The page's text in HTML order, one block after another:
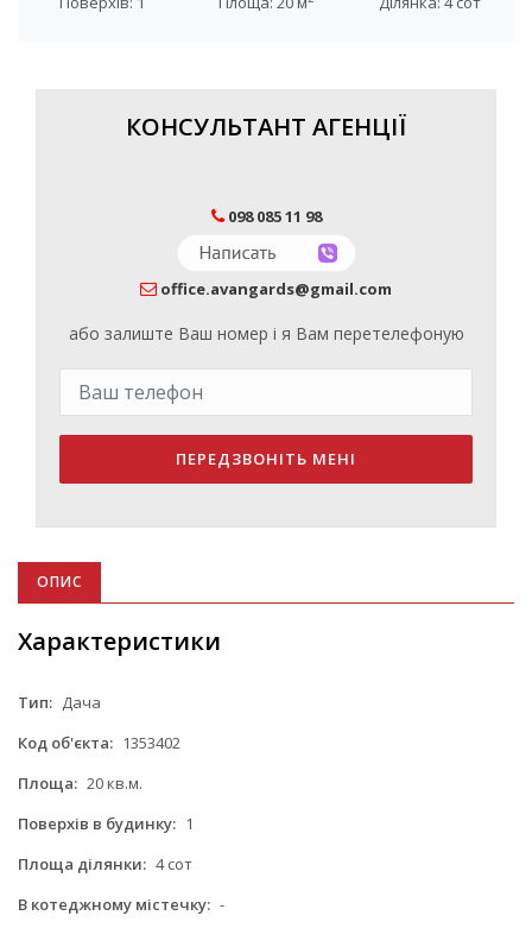
КОНСУЛЬТАНТ АГЕНЦІЇ
098 085 11 98
office.avangards@gmail.com
або залиште Ваш номер і я Вам перетелефоную
ПЕРЕДЗВОНІТЬ МЕНІ
ОПИС
Характеристики
Тип: Дача
Код об'єкта: 1353402
Площа: 20 кв.м.
Поверхів в будинку: 1
Площа ділянки: 4 сот
В котеджному містечку: -